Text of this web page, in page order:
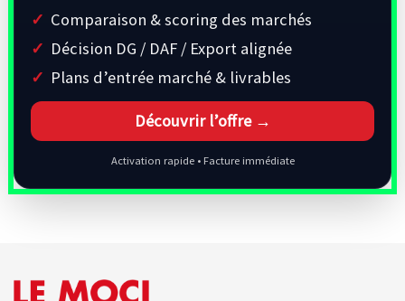
Comparaison & scoring des marchés
Décision DG / DAF / Export alignée
Plans d’entrée marché & livrables
Découvrir l’offre →
Activation rapide • Facture immédiate